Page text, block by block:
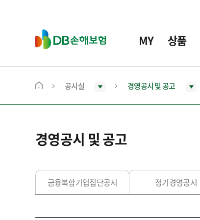
D
B
보
MY 상품
메
으
로
동
공시실 경영공시 및 공고
경영공시 및 공고
금융복합기업집단공시 정기경영공시